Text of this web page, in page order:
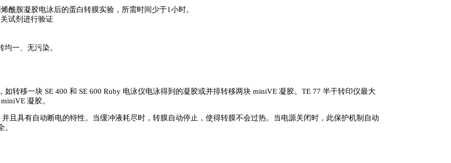
酰胺凝胶电泳后的蛋白转膜实验，所需时间少于1小时。
试剂进行验证
一、无污染。
如转移一块 SE 400 和 SE 600 Ruby 电泳仪电泳得到的凝胶或并排转移两块 miniVE 凝胶。TE 77 半干转印仪最大
凝胶。
并且具有自动断电的特性。当缓冲液耗尽时，转膜自动停止，使得转膜不会过热。当电源关闭时，此保护机制自动